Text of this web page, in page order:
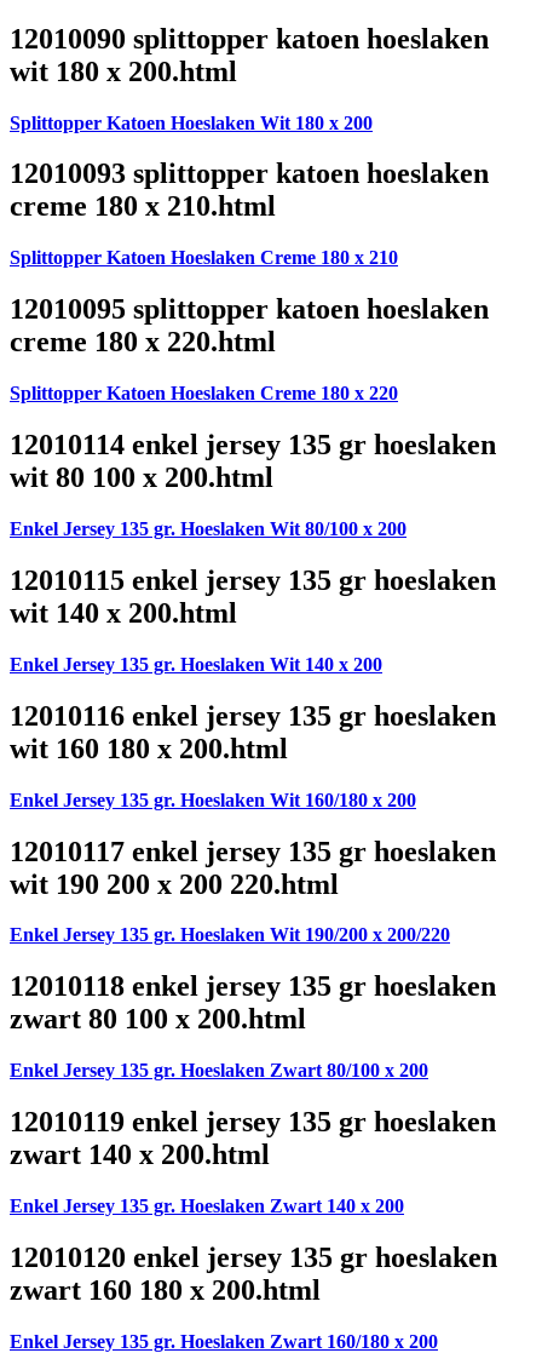
12010090 splittopper katoen hoeslaken
wit 180 x 200.html
Splittopper Katoen Hoeslaken Wit 180 x 200
12010093 splittopper katoen hoeslaken
creme 180 x 210.html
Splittopper Katoen Hoeslaken Creme 180 x 210
12010095 splittopper katoen hoeslaken
creme 180 x 220.html
Splittopper Katoen Hoeslaken Creme 180 x 220
12010114 enkel jersey 135 gr hoeslaken
wit 80 100 x 200.html
Enkel Jersey 135 gr. Hoeslaken Wit 80/100 x 200
12010115 enkel jersey 135 gr hoeslaken
wit 140 x 200.html
Enkel Jersey 135 gr. Hoeslaken Wit 140 x 200
12010116 enkel jersey 135 gr hoeslaken
wit 160 180 x 200.html
Enkel Jersey 135 gr. Hoeslaken Wit 160/180 x 200
12010117 enkel jersey 135 gr hoeslaken
wit 190 200 x 200 220.html
Enkel Jersey 135 gr. Hoeslaken Wit 190/200 x 200/220
12010118 enkel jersey 135 gr hoeslaken
zwart 80 100 x 200.html
Enkel Jersey 135 gr. Hoeslaken Zwart 80/100 x 200
12010119 enkel jersey 135 gr hoeslaken
zwart 140 x 200.html
Enkel Jersey 135 gr. Hoeslaken Zwart 140 x 200
12010120 enkel jersey 135 gr hoeslaken
zwart 160 180 x 200.html
Enkel Jersey 135 gr. Hoeslaken Zwart 160/180 x 200